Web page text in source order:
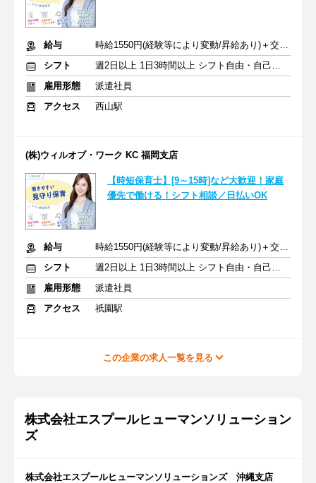
給与
時給1550円(経験等により変動/昇給あり)＋交通費全額支給
シフト
週2日以上 1日3時間以上 シフト自由・自己申告
雇用形態
派遣社員
アクセス
西山駅
(株)ウィルオブ・ワーク KC 福岡支店
【時短保育士】[9～15時]など大歓迎！家庭
優先で働ける！シフト相談／日払いOK
給与
時給1550円(経験等により変動/昇給あり)＋交通費全額支給
シフト
週2日以上 1日3時間以上 シフト自由・自己申告
雇用形態
派遣社員
アクセス
祇園駅
この企業の求人一覧を見る
株式会社エスプールヒューマンソリューション
ズ
株式会社エスプールヒューマンソリューションズ 沖縄支店